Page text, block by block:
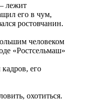
лежит
его в чум,
ростовчанин.
человеком
«Ростсельмаш»
кадров, его
охотиться.